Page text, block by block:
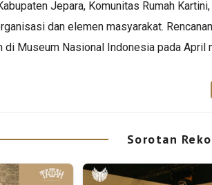
Jepara, Komunitas Rumah
dan elemen masyarakat.
di Museum Nasional Indonesia pada April
Sorotan